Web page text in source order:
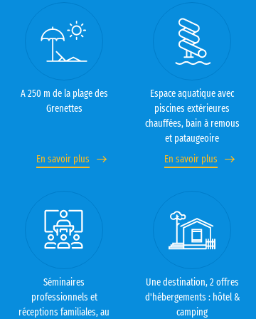
A 250 m de la plage des
Grenettes
En savoir plus
Espace aquatique avec
piscines extérieures
chauffées, bain à remous
et pataugeoire
En savoir plus
Séminaires
professionnels et
réceptions familiales, au
Une destination, 2 offres
d'hébergements : hôtel &
camping